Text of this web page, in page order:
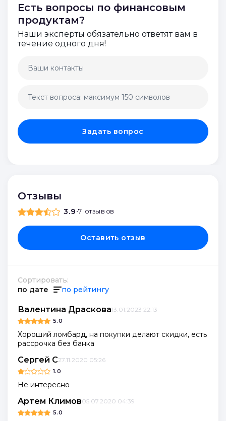
Есть вопросы по финансовым
продуктам?
Наши эксперты обязательно ответят вам в
течение одного дня!
Задать вопрос
Отзывы
3.9•7 отзывов
Оставить отзыв
Сортировать:
по дате
по рейтингу
Валентина Драскова13.01.2023 22:13
5.0
Хороший ломбард, на покупки делают скидки, есть
рассрочка без банка
Сергей С27.11.2020 05:26
1.0
Не интересно
Артем Климов05.07.2020 04:39
5.0